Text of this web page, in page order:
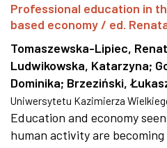
Professional education in
based economy / ed.
Tomaszewska-Lipiec,
Ludwikowska, Katarzyna;
Dominika; Brzeziński,
Uniwersytetu Kazimierza
Education and economy
human activity are